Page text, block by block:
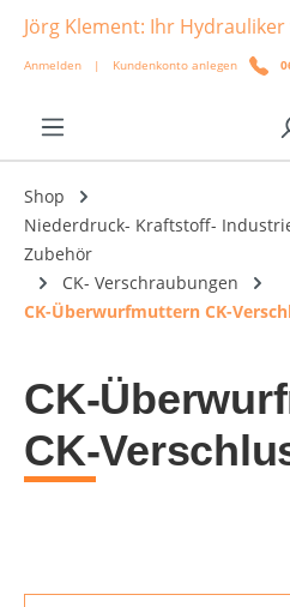
springen
Jörg Klement: Ihr
Anmelden | Kundenkonto anlegen
Shop
Niederdruck- Kraftstoff-
Zubehör
CK- Verschraubungen
CK-Überwurfmuttern CK-
CK-
CK-